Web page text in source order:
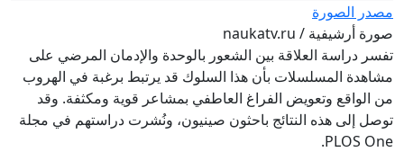
مصدر الصورة
صورة أرشيفية / naukatv.ru
تفسر دراسة العلاقة بين الشعور بالوحدة والإدمان المرضي على
مشاهدة المسلسلات بأن هذا السلوك قد يرتبط برغبة في الهروب
من الواقع وتعويض الفراغ العاطفي بمشاعر قوية ومكثفة. وقد
توصل إلى هذه النتائج باحثون صينيون، ونُشرت دراستهم في مجلة
PLOS One.